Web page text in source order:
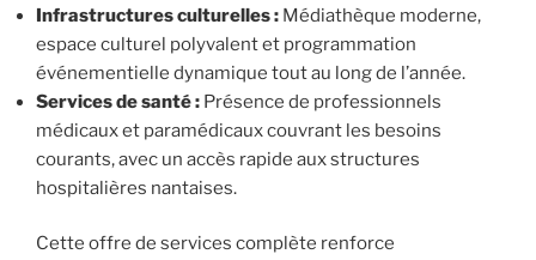
Infrastructures culturelles : Médiathèque moderne,
espace culturel polyvalent et programmation
événementielle dynamique tout au long de l’année.
Services de santé : Présence de professionnels
médicaux et paramédicaux couvrant les besoins
courants, avec un accès rapide aux structures
hospitalières nantaises.
Cette offre de services complète renforce